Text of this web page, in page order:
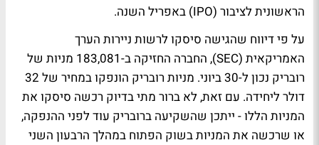
הראשונית לציבור (IPO) באפריל השנה.
על פי דיווח שהגישה סיסקו לרשות ניירות הערך
האמריקאית (SEC), החברה החזיקה ב-183,081 מניות של
רובריק נכון ל-30 ביוני. מניות רובריק הונפקו במחיר של 32
דולר ליחידה. עם זאת, לא ברור מתי בדיוק רכשה סיסקו את
המניות הללו - ייתכן שהשקיעה ברובריק עוד לפני ההנפקה,
או שרכשה את המניות בשוק הפתוח במהלך הרבעון השני